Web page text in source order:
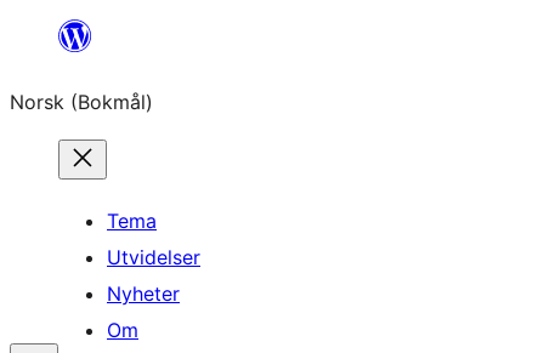
Hopp
innhold
Norsk (Bokmål)
Tema
Utvidelser
Nyheter
Om